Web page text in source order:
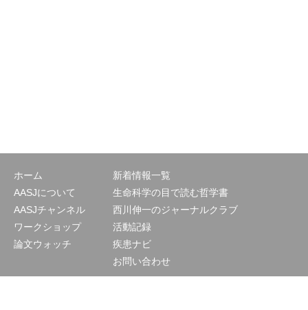
ホーム
AASJについて
AASJチャンネル
ワークショップ
論文ウォッチ
新着情報一覧
生命科学の目で読む哲学書
西川伸一のジャーナルクラブ
活動記録
疾患ナビ
お問い合わせ